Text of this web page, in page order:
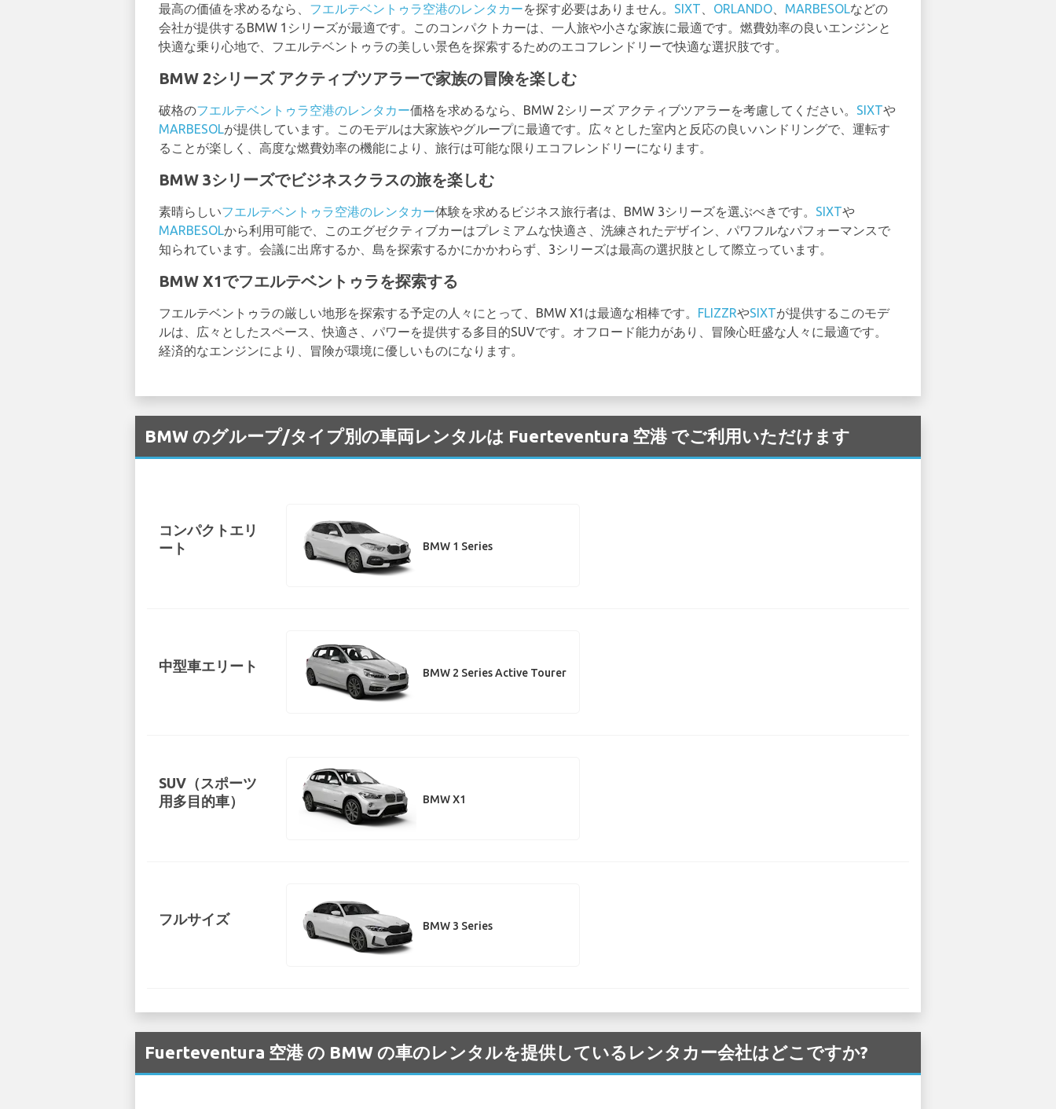
最高の価値を求めるなら、 フエルテベントゥラ空港のレンタカーを探す必要はありません。 SIXT ORLANDO MARBESOLなどの
会社が提供するBMW 1シリーズが最適です。このコンパクトカーは、一人旅や小さな家族に最適です。燃費効率の良いエンジンと
快適な乗り心地で、フエルテベントゥラの美しい景色を探索するためのエコフレンドリーで快適な選択肢です。
BMW 2シリーズ アクティブツアラーで家族の冒険を楽しむ
破格のフエルテベントゥラ空港のレンタカー価格を求めるなら、BMW 2シリーズ アクティブツアラーを考慮してください。 SIXTや
MARBESOLが提供しています。このモデルは大家族やグループに最適です。広々とした室内と反応の良いハンドリングで、運転す
ることが楽しく、高度な燃費効率の機能により、旅行は可能な限りエコフレンドリーになります。
BMW 3シリーズでビジネスクラスの旅を楽しむ
素晴らしいフエルテベントゥラ空港のレンタカー体験を求めるビジネス旅行者は、BMW 3シリーズを選ぶべきです。 SIXTや
MARBESOLから利用可能で、このエグゼクティブカーはプレミアムな快適さ、洗練されたデザイン、パワフルなパフォーマンスで
知られています。会議に出席するか、島を探索するかにかかわらず、3シリーズは最高の選択肢として際立っています。
BMW X1でフエルテベントゥラを探索する
フエルテベントゥラの厳しい地形を探索する予定の人々にとって、BMW X1は最適な相棒です。 FLIZZRやSIXTが提供するこのモデ
ルは、広々としたスペース、快適さ、パワーを提供する多目的SUVです。オフロード能力があり、冒険心旺盛な人々に最適です。
経済的なエンジンにより、冒険が環境に優しいものになります。
BMW のグループ/タイプ別の車両レンタルは Fuerteventura 空港 でご利用いただけます
コンパクトエリ
ート
BMW 1 Series
中型車エリート BMW 2 Series Active Tourer
SUV（スポーツ
用多目的車）
BMW X1
フルサイズ BMW 3 Series
Fuerteventura 空港 の BMW の車のレンタルを提供しているレンタカー会社はどこですか?